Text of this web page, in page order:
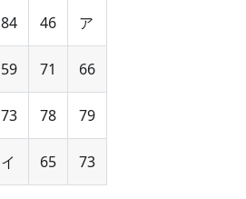
84 46 ア
59 71 66
73 78 79
イ 65 73